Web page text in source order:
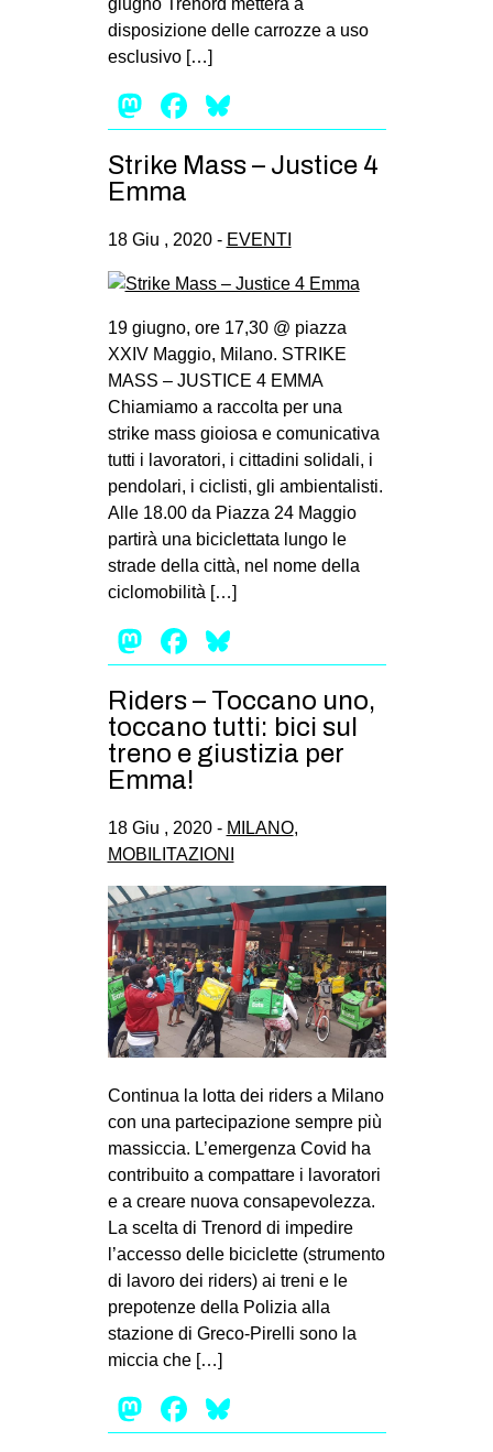
giugno Trenord metterà a
disposizione delle carrozze a uso
esclusivo […]
Mastodon
Facebook
Strike Mass – Justice 4
Emma
18 Giu , 2020 - EVENTI
19 giugno, ore 17,30 @ piazza
XXIV Maggio, Milano. STRIKE
MASS – JUSTICE 4 EMMA
Chiamiamo a raccolta per una
strike mass gioiosa e comunicativa
tutti i lavoratori, i cittadini solidali, i
pendolari, i ciclisti, gli ambientalisti.
Alle 18.00 da Piazza 24 Maggio
partirà una biciclettata lungo le
strade della città, nel nome della
ciclomobilità […]
Mastodon
Facebook
Riders – Toccano uno,
toccano tutti: bici sul
treno e giustizia per
Emma!
18 Giu , 2020 - MILANO,
MOBILITAZIONI
Continua la lotta dei riders a Milano
con una partecipazione sempre più
massiccia. L’emergenza Covid ha
contribuito a compattare i lavoratori
e a creare nuova consapevolezza.
La scelta di Trenord di impedire
l’accesso delle biciclette (strumento
di lavoro dei riders) ai treni e le
prepotenze della Polizia alla
stazione di Greco-Pirelli sono la
miccia che […]
Mastodon
Facebook